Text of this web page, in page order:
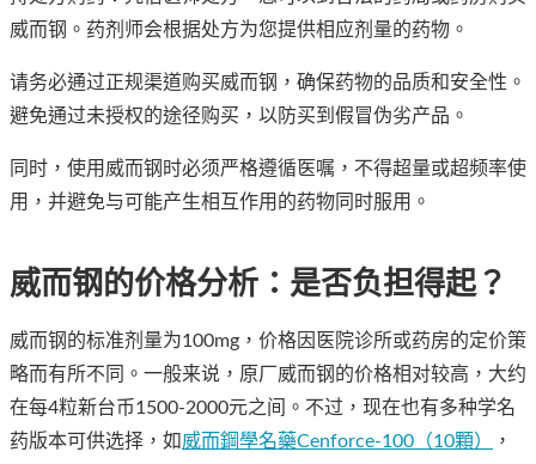
威而钢。药剂师会根据处方为您提供相应剂量的药物。
请务必通过正规渠道购买威而钢，确保药物的品质和安全性。
避免通过未授权的途径购买，以防买到假冒伪劣产品。
同时，使用威而钢时必须严格遵循医嘱，不得超量或超频率使
用，并避免与可能产生相互作用的药物同时服用。
威而钢的价格分析：是否负担得起？
威而钢的标准剂量为100mg，价格因医院诊所或药房的定价策
略而有所不同。一般来说，原厂威而钢的价格相对较高，大约
在每4粒新台币1500-2000元之间。不过，现在也有多种学名
药版本可供选择，如 威而鋼學名藥Cenforce-100（10顆）
，